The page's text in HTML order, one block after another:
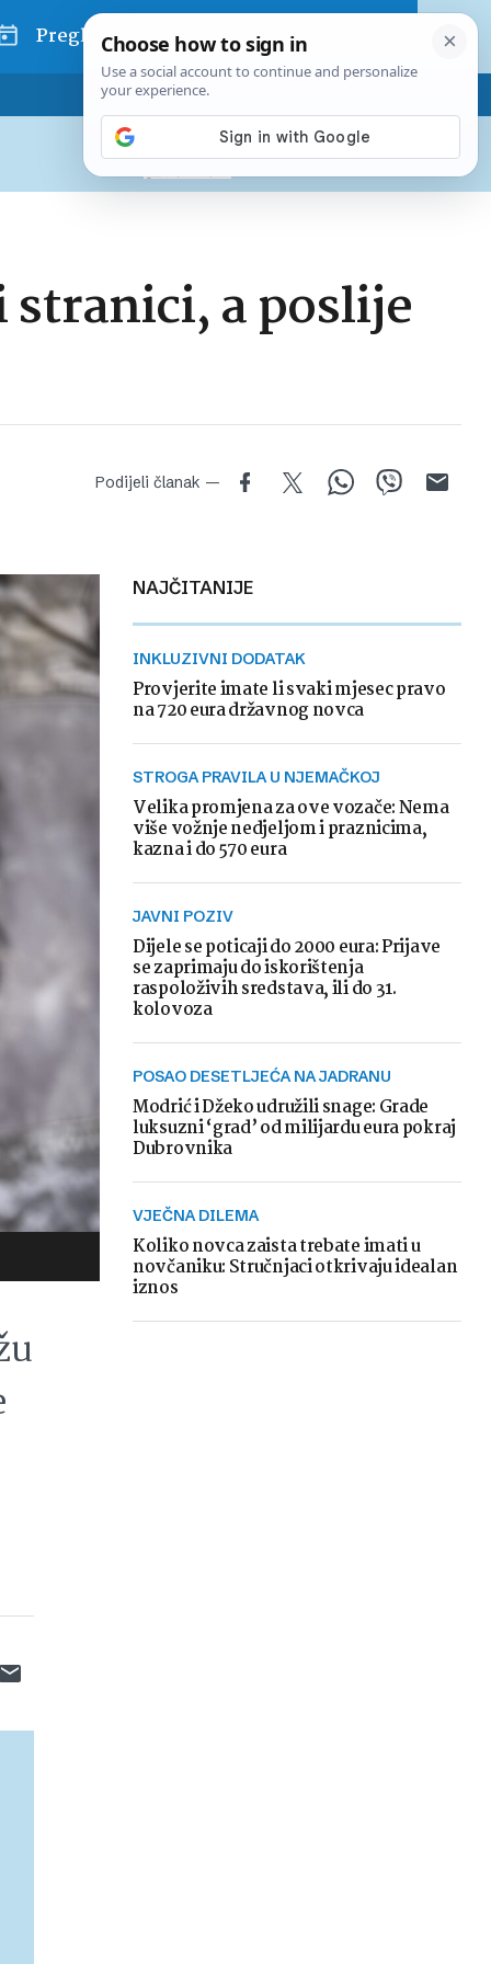
Pregled dana
Pretplatite se na Poslovni
Već od10 EURmjesečno
stranici, a poslije
Podijeli članak —
NAJČITANIJE
INKLUZIVNI DODATAK
Provjerite imate li svaki mjesec pravo
na 720 eura državnog novca
STROGA PRAVILA U NJEMAČKOJ
Velika promjena za ove vozače: Nema
više vožnje nedjeljom i praznicima,
kazna i do 570 eura
JAVNI POZIV
Dijele se poticaji do 2000 eura: Prijave
se zaprimaju do iskorištenja
raspoloživih sredstava, ili do 31.
kolovoza
POSAO DESETLJEĆA NA JADRANU
Modrić i Džeko udružili snage: Grade
luksuzni ‘grad’ od milijardu eura pokraj
Dubrovnika
VJEČNA DILEMA
Koliko novca zaista trebate imati u
novčaniku: Stručnjaci otkrivaju idealan
iznos